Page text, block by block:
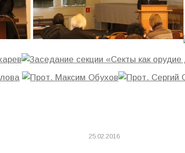
25.02.2016